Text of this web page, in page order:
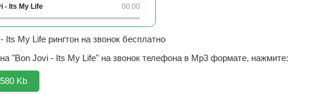
00:00
- Its My Life
"Bon Jovi - Its My Life" на звонок телефона в Mp3 формате, нажмите:
Kb